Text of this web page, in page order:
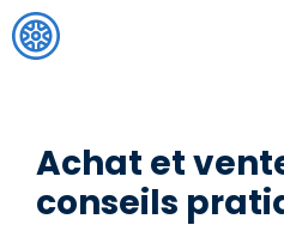
Aller
au
Achat et
conseils